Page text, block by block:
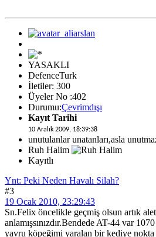
YASAKLI
DefenceTurk
İletiler: 300
Üyeler No :402
Durumu:Çevrimdışı
Kayıt Tarihi
10 Aralık 2009, 18:39:38
unutulanlar unatanları,asla
Ruh Halim
Kayıtlı
Ynt: Peki Neden Havalı Silah?
#3
19 Ocak 2010, 23:29:43
Sn.Felix öncelikle geçmiş olsun artık
anlamışsınızdır.Bendede AT-44 var
yavru köpeğimi yaralan bir kediye nokta